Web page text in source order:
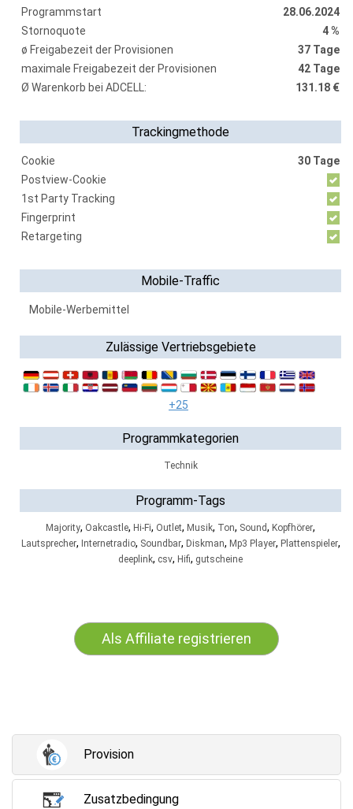
Programmstart
28.06.2024
Stornoquote
4 %
ø Freigabezeit der Provisionen
37 Tage
maximale Freigabezeit der Provisionen
42 Tage
Ø Warenkorb bei ADCELL:
131.18 €
Trackingmethode
Cookie
30 Tage
Postview-Cookie
1st Party Tracking
Fingerprint
Retargeting
Mobile-Traffic
Mobile-Werbemittel
Zulässige Vertriebsgebiete
+25
Programmkategorien
Technik
Programm-Tags
Majority, Oakcastle, Hi-Fi, Outlet, Musik, Ton, Sound, Kopfhörer,
Lautsprecher, Internetradio, Soundbar, Diskman, Mp3 Player, Plattenspieler,
deeplink, csv, Hifi, gutscheine
Als Affiliate registrieren
Provision
Zusatzbedingung